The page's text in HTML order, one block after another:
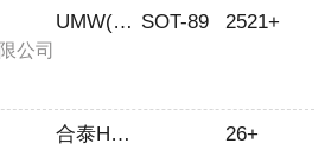
公司
UMW(友台半导体) SOT-89 2521+
合泰HOLTEK 26+